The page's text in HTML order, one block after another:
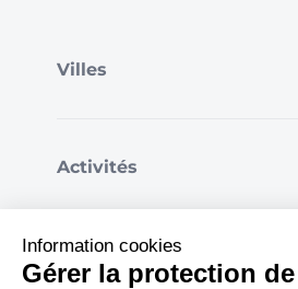
Villes
Activités
Offrir
Information cookies
Gérer la protection de